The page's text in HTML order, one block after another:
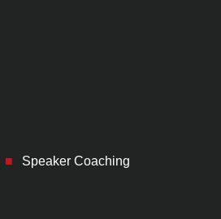
■ Speaker Coaching